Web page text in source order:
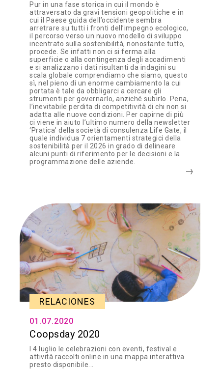
Pur in una fase storica in cui il mondo è
attraversato da gravi tensioni geopolitiche e in
cui il Paese guida dell’occidente sembra
arretrare su tutti i fronti dell’impegno ecologico,
il percorso verso un nuovo modello di sviluppo
incentrato sulla sostenibilità, nonostante tutto,
procede. Se infatti non ci si ferma alla
superficie o alla contingenza degli accadimenti
e si analizzano i dati risultanti da indagini su
scala globale comprendiamo che siamo, questo
sì, nel pieno di un enorme cambiamento la cui
portata è tale da obbligarci a cercare gli
strumenti per governarlo, anziché subirlo. Pena,
l’inevitabile perdita di competitività di chi non si
adatta alle nuove condizioni. Per capirne di più
ci viene in aiuto l’ultimo numero della newsletter
‘Pratica’ della società di consulenza Life Gate, il
quale individua 7 orientamenti strategici della
sostenibilità per il 2026 in grado di delineare
alcuni punti di riferimento per le decisioni e la
programmazione delle aziende.
RELACIONES
01.07.2020
Coopsday 2020
l 4 luglio le celebrazioni con eventi, festival e
attività raccolti online in una mappa interattiva
presto disponibile...